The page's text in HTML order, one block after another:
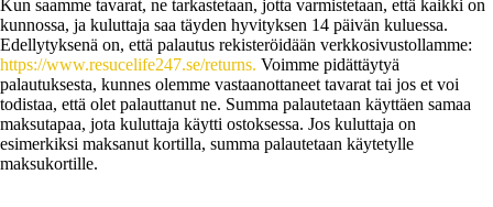
Kun saamme tavarat, ne tarkastetaan, jotta varmistetaan, että kaikki on
kunnossa, ja kuluttaja saa täyden hyvityksen 14 päivän kuluessa.
Edellytyksenä on, että palautus rekisteröidään verkkosivustollamme:
https://www.resucelife247.se/returns. Voimme pidättäytyä
palautuksesta, kunnes olemme vastaanottaneet tavarat tai jos et voi
todistaa, että olet palauttanut ne. Summa palautetaan käyttäen samaa
maksutapaa, jota kuluttaja käytti ostoksessa. Jos kuluttaja on
esimerkiksi maksanut kortilla, summa palautetaan käytetylle
maksukortille.